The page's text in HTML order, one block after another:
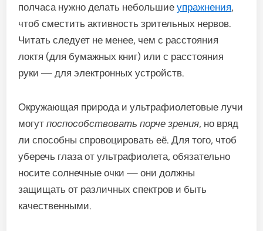
полчаса нужно делать небольшиеупражнения,
чтоб сместить активность зрительных нервов.
Читать следует не менее, чем с расстояния
локтя (для бумажных книг) или с расстояния
руки — для электронных устройств.
Окружающая природа и ультрафиолетовые лучи
могутпоспособствовать порче зрения, но вряд
ли способны спровоцировать её. Для того, чтоб
уберечь глаза от ультрафиолета, обязательно
носите солнечные очки — они должны
защищать от различных спектров и быть
качественными.